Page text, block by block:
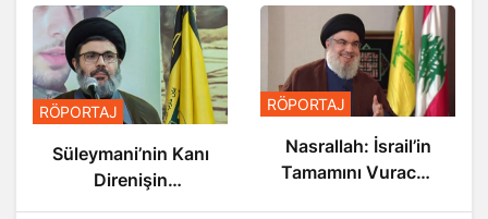
RÖPORTAJ
Süleymani’nin Kanı
Direnişin
Damarlarında
RÖPORTAJ
Nasrallah: İsrail’in
Tamamını Vuracak